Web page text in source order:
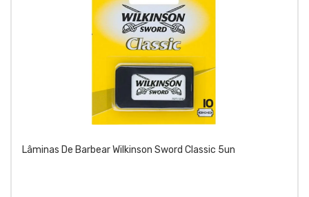
Lâminas De Barbear Wilkinson Sword Classic 5un